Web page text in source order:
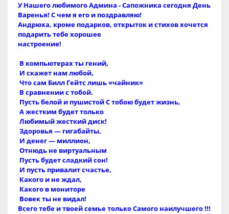
У Нашего любимого Админа - Сапожника сегодня День
Варенья! С чем я его и поздравляю!
Андрюха, кроме подарков, открыток и стихов хочется
подарить тебе хорошее
настроение!
В компьютерах ты гений,
И скажет нам любой,
Что сам Билл Гейтс лишь «чайник»
В сравнении с тобой.
Пусть белой и пушистой С тобою будет жизнь,
А жестким будет только
Любимый жесткий диск!
Здоровья — гигабайты,
И денег — миллион,
Отнюдь не виртуальным
Пусть будет сладкий сон!
И пусть привалит счастье,
Какого и не ждал,
Какого в мониторе
Вовек ты не видал!
Всего тебе и твоей семье только Самого наилучшего !!!